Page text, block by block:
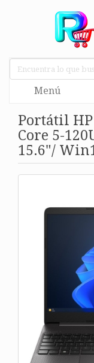
Menú
Portátil HP
Core 5-
15.6"/